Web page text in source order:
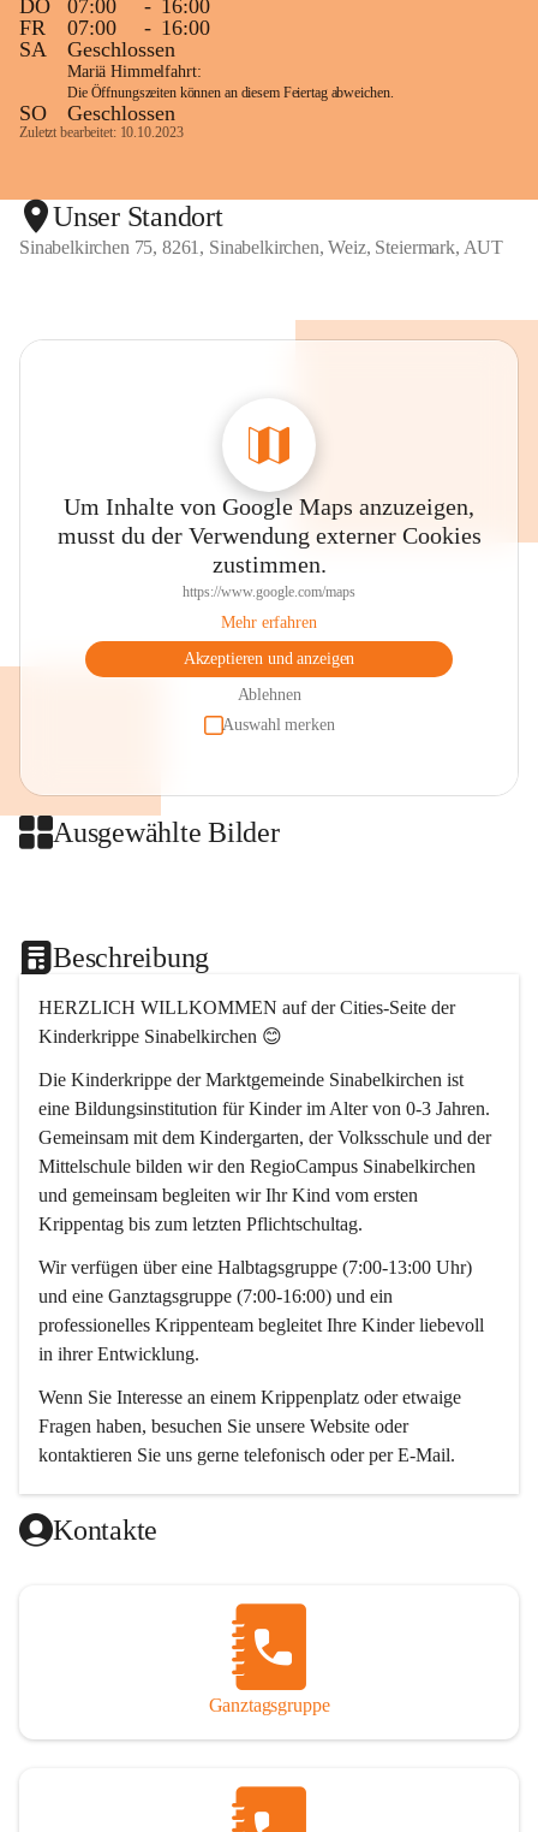
n
DO
07:00 - 16:00
FR
07:00 - 16:00
SA
Geschlossen
Mariä Himmelfahrt:
Die Öffnungszeiten können an diesem Feiertag abweichen.
SO Geschlossen
Zuletzt bearbeitet: 10.10.2023
Unser Standort
Sinabelkirchen 75, 8261, Sinabelkirchen, Weiz, Steiermark, AUT
Um Inhalte von Google Maps anzuzeigen,
musst du der Verwendung externer Cookies
zustimmen.
https://www.google.com/maps
Mehr erfahren
Akzeptieren und anzeigen
Ablehnen
Auswahl merken
Ausgewählte Bilder
Beschreibung
HERZLICH WILLKOMMEN auf der Cities-Seite der
Kinderkrippe Sinabelkirchen 😊
Die Kinderkrippe der Marktgemeinde Sinabelkirchen ist
eine Bildungsinstitution für Kinder im Alter von 0-3 Jahren.
Gemeinsam mit dem Kindergarten, der Volksschule und der
Mittelschule bilden wir den RegioCampus Sinabelkirchen
und gemeinsam begleiten wir Ihr Kind vom ersten
Krippentag bis zum letzten Pflichtschultag.
Wir verfügen über eine Halbtagsgruppe (7:00-13:00 Uhr)
und eine Ganztagsgruppe (7:00-16:00) und ein
professionelles Krippenteam begleitet Ihre Kinder liebevoll
in ihrer Entwicklung.
Wenn Sie Interesse an einem Krippenplatz oder etwaige
Fragen haben, besuchen Sie unsere Website oder
kontaktieren Sie uns gerne telefonisch oder per E-Mail.
Wir freuen uns auf Sie!
Das Krippenteam
Kontakte
Ganztagsgruppe